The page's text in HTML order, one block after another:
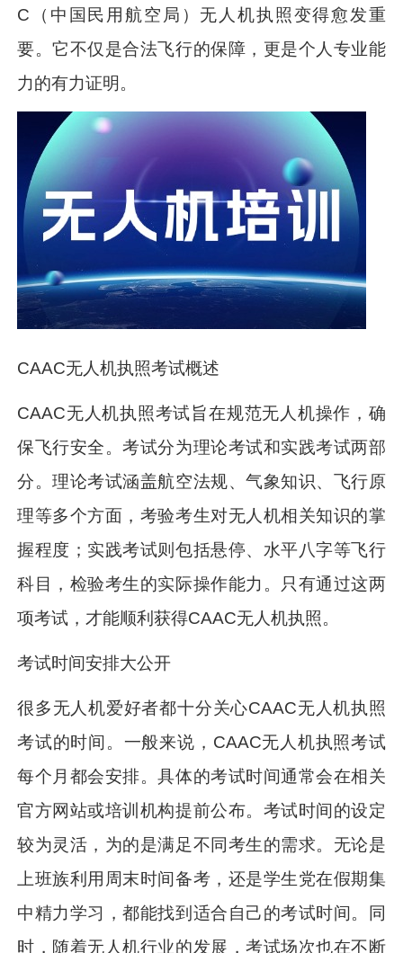
C（中国民用航空局）无人机执照变得愈发重
要。它不仅是合法飞行的保障，更是个人专业能
力的有力证明。
CAAC无人机执照考试概述
CAAC无人机执照考试旨在规范无人机操作，确
保飞行安全。考试分为理论考试和实践考试两部
分。理论考试涵盖航空法规、气象知识、飞行原
理等多个方面，考验考生对无人机相关知识的掌
握程度；实践考试则包括悬停、水平八字等飞行
科目，检验考生的实际操作能力。只有通过这两
项考试，才能顺利获得CAAC无人机执照。
考试时间安排大公开
很多无人机爱好者都十分关心CAAC无人机执照
考试的时间。一般来说，CAAC无人机执照考试
每个月都会安排。具体的考试时间通常会在相关
官方网站或培训机构提前公布。考试时间的设定
较为灵活，为的是满足不同考生的需求。无论是
上班族利用周末时间备考，还是学生党在假期集
中精力学习，都能找到适合自己的考试时间。同
时，随着无人机行业的发展，考试场次也在不断